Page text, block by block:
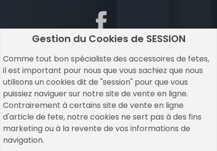
Gestion du Cookies de SESSION
Comme tout bon spécialiste des accessoires de fetes,
il est important pour nous que vous sachiez que nous
utilisons un cookies dit de "session" pour que vous
puissiez naviguer sur notre site de vente en ligne.
Contrairement à certains site de vente en ligne
d'article de fete, notre cookies ne sert pas à des fins
marketing ou à la revente de vos informations de
navigation.